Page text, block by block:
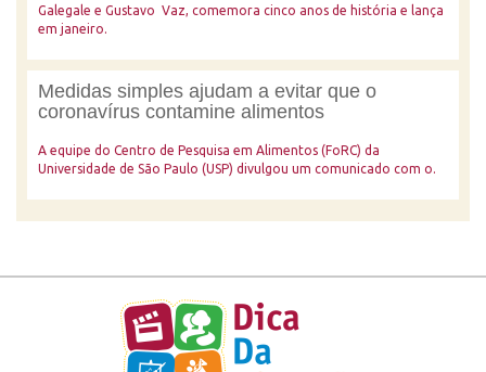
Galegale e Gustavo Vaz, comemora cinco anos de história e lança
em janeiro.
Medidas simples ajudam a evitar que o
coronavírus contamine alimentos
A equipe do Centro de Pesquisa em Alimentos (FoRC) da
Universidade de São Paulo (USP) divulgou um comunicado com o.